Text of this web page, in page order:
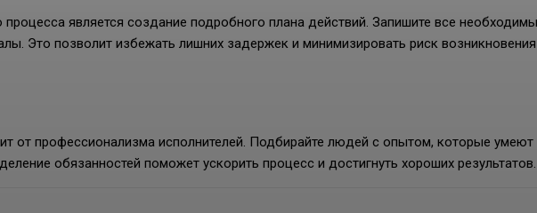
процесса является создание подробного плана действий. Запишите все
Это позволит избежать лишних задержек и минимизировать риск возникновения
от профессионализма исполнителей. Подбирайте людей с опытом, которые умеют
обязанностей поможет ускорить процесс и достигнуть хороших результатов.